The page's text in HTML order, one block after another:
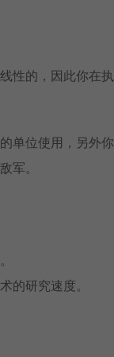
性的，因此你在
位使用，另外
军。
的研究速度。